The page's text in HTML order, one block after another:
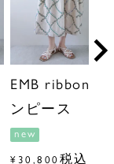
EMB ribbon ワ
ンピース
new
¥ 30,800 税込